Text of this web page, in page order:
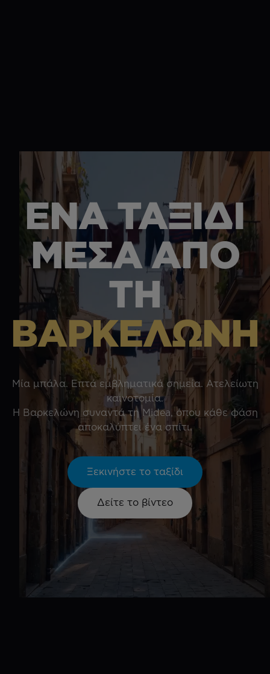
ΕΝΑ ΤΑΞΙΔΙ
ΜΕΣΑ ΑΠΟ
ΤΗ
ΒΑΡΚΕΛΩΝΗ
Μία μπάλα. Επτά εμβληματικά σημεία. Ατελείωτη
καινοτομία.
Η Βαρκελώνη συναντά τη Midea, όπου κάθε φάση
αποκαλύπτει ένα σπίτι.
Ξεκινήστε το ταξίδι
Δείτε το βίντεο